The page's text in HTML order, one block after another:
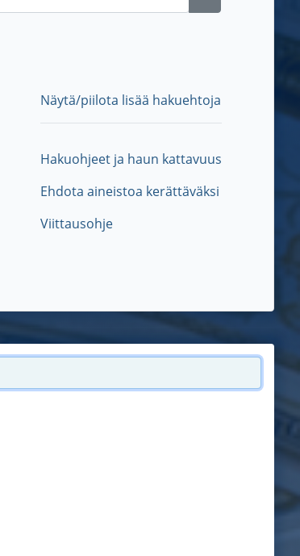
Näytä/piilota lisää hakuehtoja
Hakuohjeet ja haun kattavuus
Ehdota aineistoa kerättäväksi
Viittausohje